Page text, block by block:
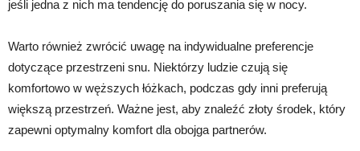
jeśli jedna z nich ma tendencję do poruszania się w nocy.
Warto również zwrócić uwagę na indywidualne preferencje
dotyczące przestrzeni snu. Niektórzy ludzie czują się
komfortowo w węższych łóżkach, podczas gdy inni preferują
większą przestrzeń. Ważne jest, aby znaleźć złoty środek, który
zapewni optymalny komfort dla obojga partnerów.